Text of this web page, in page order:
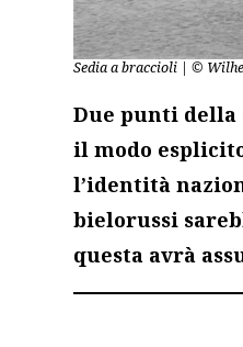
Sedia a braccioli | ©
Due punti della
il modo
l’identità
bielorussi
questa avrà